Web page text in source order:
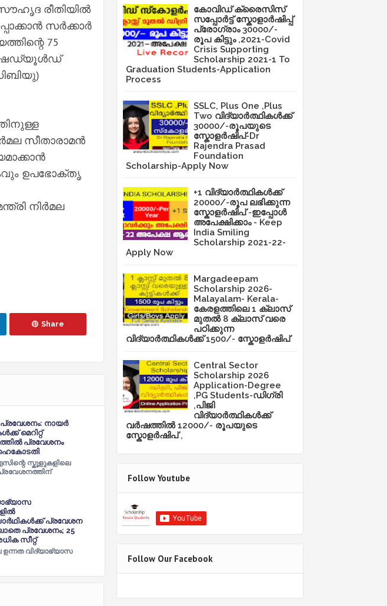
രീതിയില്‍
സര്‍ക്കാര്‍
75
ഷെഡ്യൂള്‍ഡ്
സീതാരാമന്‍
ഉപഭോക്തൃ
നിര്‍മല
Share
നായര്‍
മെറിറ്റ്
പ്രവേശനം
സ്കൂളുകളിലെ
പ്ര​വേ​ശ​ന
പ്രവേശനം; 25
സീറ്റ്
ഉ​ന്ന​ത വി​ദ്യാ​ഭ്യാ​സ
കോവിഡ് ക്രൈസിസ്
സപ്പോർട്ട് സ്കോളാർഷിപ്പ്
പ്രോഗ്രാം 30000/-
രൂപ കിട്ടും ,2021-Covid
Crisis Supporting
Scholarship 2021-1 To
Graduation Students-Application
Process
SSLC, Plus One ,Plus
Two വിദ്യാർത്ഥികൾക്ക്
30000/-രൂപയുടെ
സ്കോളർഷിപ്-Dr
Rajendra Prasad
Foundation
Scholarship-Apply Now
+1 വിദ്യാർത്ഥികൾക്ക്
20000/-രൂപ ലഭിക്കുന്ന
സ്കോളർഷിപ് -ഇപ്പോൾ
അപേക്ഷിക്കാം - Keep
India Smiling
Scholarship 2021-22-
Apply Now
Margadeepam
Scholarship 2026-
Malayalam- Kerala-
കേരളത്തിലെ 1 ക്ലാസ്
മുതൽ 8 ക്ലാസ് വരെ
പഠിക്കുന്ന
വിദ്യാർത്ഥികൾക്ക് 1500/- സ്കോളർഷിപ്
Central Sector
Scholarship 2026
Application-Degree
,PG Students-ഡിഗ്രി
,പിജി
വിദ്യാർത്ഥികൾക്ക്
വർഷത്തിൽ 12000/- രൂപയുടെ
സ്കോളർഷിപ് ,
Follow Youtube
Follow Our Facebook